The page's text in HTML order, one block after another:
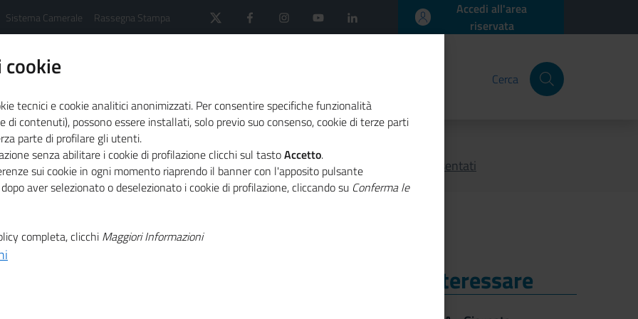
Sistema Camerale Rassegna Stampa
Accedi all'area
riservata
Cerca
camerale
News dal sistema camerale - Archivio 2024
2024
AREZZO-SIENA - Giornata dell'economia 2024-Siena 2030, i dati presentati
2030, i
Ti Potrebbe Interessare
tecnici e cookie analitici anonimizzati. Per consentire specifiche funzionalità
di contenuti), possono essere installati, solo previo suo consenso, cookie di terze parti
parte di profilare gli utenti.
senza abilitare i cookie di profilazione clicchi sul tastoAccetto.
sui cookie in ogni momento riaprendo il banner con l'apposito pulsante
aver selezionato o deselezionato i cookie di profilazione, cliccando su Conferma le
completa, clicchi Maggiori Informazioni